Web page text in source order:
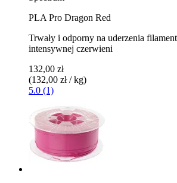
PLA Pro Dragon Red
Trwały i odporny na uderzenia
intensywnej czerwieni
132,00 zł
(132,00 zł / kg)
5.0 (1)